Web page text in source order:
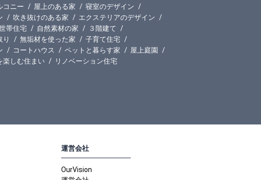
コニー
屋上のある家
寝室のデザイン
吹き抜けのある家
エクステリアのデザイン
帯住宅 自然素材の家
３階建て
り
無垢材を使った家
子育て住宅
コートハウス ペットと暮らす家
屋上庭園
楽しむ住まい
リノベーション住宅
運営会社
OurVision